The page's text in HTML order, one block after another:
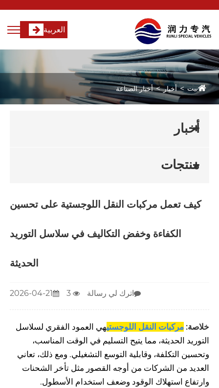
العربية
بيت أخبار أخبار الصناعة
أخبار
منتجات
كيف تعمل مركبات النقل اللوجستية على تحسين
الكفاءة وخفض التكاليف في سلاسل التوريد
الحديثة
2026-04-21 اترك لي رسالة
خلاصة: مركبات النقل اللوجستيهي العمود الفقري لسلاسل
التوريد الحديثة، مما يتيح التسليم في الوقت المناسب،
وتحسين التكلفة، وقابلية التوسع التشغيلي. ومع ذلك، تعاني
العديد من الشركات من أوجه القصور مثل تأخر الشحنات
وارتفاع استهلاك الوقود وضعف استخدام الأسطول.